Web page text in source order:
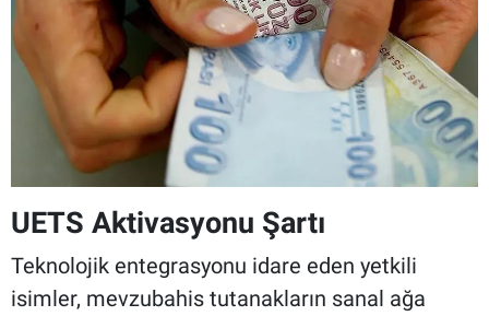
UETS Aktivasyonu Şartı
Teknolojik entegrasyonu idare eden yetkili
isimler, mevzubahis tutanakların sanal ağa